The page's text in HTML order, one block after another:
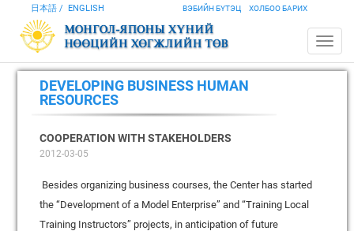
ВЭБИЙН БҮТЭЦ ХОЛБОО БАРИХ
日本語 ENGLISH
DEVELOPING BUSINESS HUMAN
RESOURCES
COOPERATION WITH STAKEHOLDERS
2012-03-05
Besides organizing business courses, the Center has started
the “Development of a Model Enterprise” and “Training Local
Training Instructors” projects, in anticipation of future